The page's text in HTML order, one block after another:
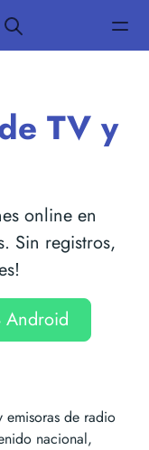
TV y
online en
Sin registros,
Android
emisoras de radio
nacional,